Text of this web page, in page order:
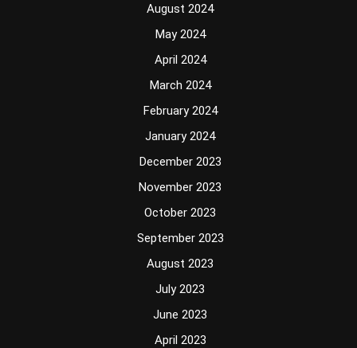
August 2024
May 2024
April 2024
March 2024
February 2024
January 2024
December 2023
November 2023
October 2023
September 2023
August 2023
July 2023
June 2023
April 2023